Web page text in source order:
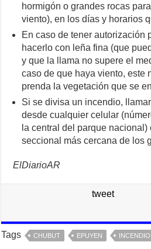
hormigón o grandes rocas
viento), en los días y horarios
En caso de tener autorización
hacerlo con leña fina (que
y que la llama no supere el
caso de que haya viento, este
prenda la vegetación que se
Si se divisa un incendio,
desde cualquier celular
la central del parque
seccional más cercana de los
ElDiarioAR
tweet
Tags CHUBUT EPUYEN